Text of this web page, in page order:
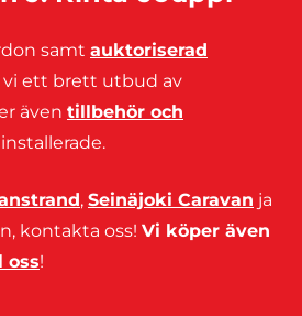
samt auktoriserad
vi ett brett utbud av
även tillbehör och
, Seinäjoki Caravan ja
kontakta oss! Vi köper även
oss!